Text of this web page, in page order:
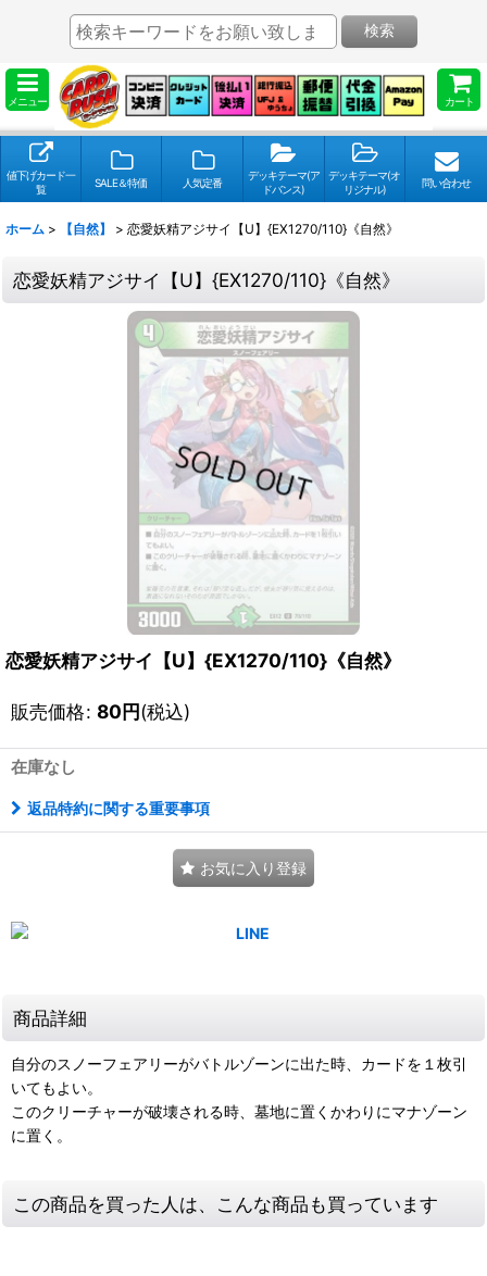
メニュー カート
検索
値下げカード一
覧
SALE＆特価 人気定番
デッキテーマ(ア
ドバンス)
デッキテーマ(オ
リジナル)
問い合わせ
ホーム > 【自然】 > 恋愛妖精アジサイ【U】{EX1270/110}《自然》
恋愛妖精アジサイ【U】{EX1270/110}《自然》
恋愛妖精アジサイ【U】{EX1270/110}《自然》
販売価格: 80円(税込)
在庫なし
返品特約に関する重要事項
お気に入り登録
商品詳細
自分のスノーフェアリーがバトルゾーンに出た時、カードを１枚引
いてもよい。
このクリーチャーが破壊される時、墓地に置くかわりにマナゾーン
に置く。
この商品を買った人は、こんな商品も買っています